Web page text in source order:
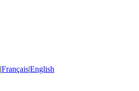
|Français|English